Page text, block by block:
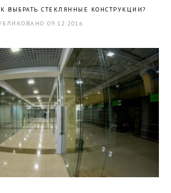
ВЫБРАТЬ СТЕКЛЯННЫЕ КОНСТРУКЦИИ?
09.12.2016